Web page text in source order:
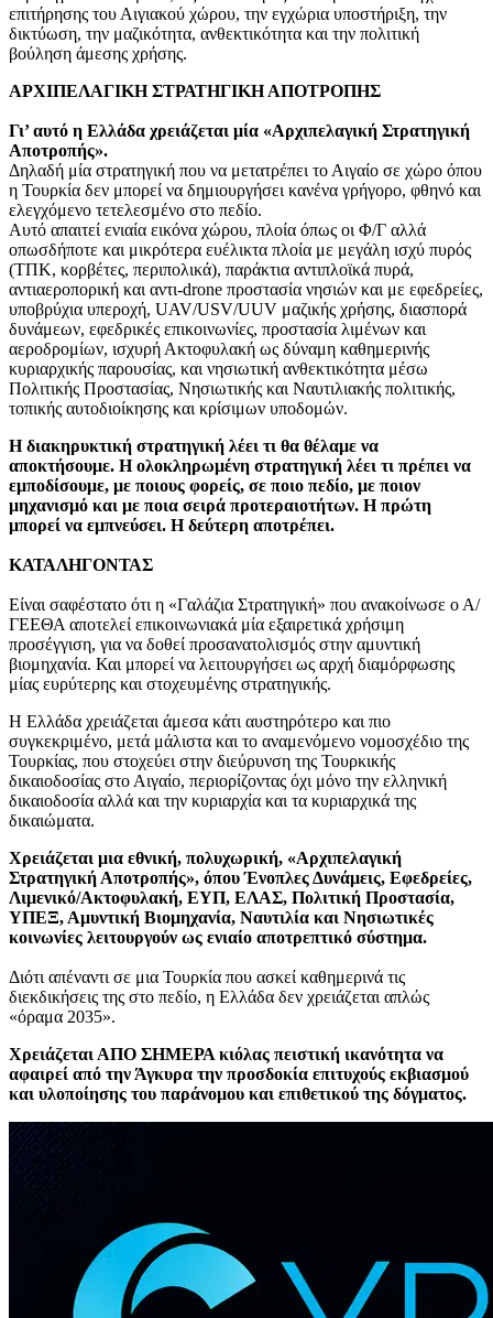
επιτήρησης του Αιγιακού χώρου, την εγχώρια υποστήριξη, την
δικτύωση, την μαζικότητα, ανθεκτικότητα και την πολιτική
βούληση άμεσης χρήσης.
ΑΡΧΙΠΕΛΑΓΙΚΗ ΣΤΡΑΤΗΓΙΚΗ ΑΠΟΤΡΟΠΗΣ
Γι’ αυτό η Ελλάδα χρειάζεται μία «Αρχιπελαγική Στρατηγική
Αποτροπής».
Δηλαδή μία στρατηγική που να μετατρέπει το Αιγαίο σε χώρο όπου
η Τουρκία δεν μπορεί να δημιουργήσει κανένα γρήγορο, φθηνό και
ελεγχόμενο τετελεσμένο στο πεδίο.
Αυτό απαιτεί ενιαία εικόνα χώρου, πλοία όπως οι Φ/Γ αλλά
οπωσδήποτε και μικρότερα ευέλικτα πλοία με μεγάλη ισχύ πυρός
(ΤΠΚ, κορβέτες, περιπολικά), παράκτια αντιπλοϊκά πυρά,
αντιαεροπορική και αντι-drone προστασία νησιών και με εφεδρείες,
υποβρύχια υπεροχή, UAV/USV/UUV μαζικής χρήσης, διασπορά
δυνάμεων, εφεδρικές επικοινωνίες, προστασία λιμένων και
αεροδρομίων, ισχυρή Ακτοφυλακή ως δύναμη καθημερινής
κυριαρχικής παρουσίας, και νησιωτική ανθεκτικότητα μέσω
Πολιτικής Προστασίας, Νησιωτικής και Ναυτιλιακής πολιτικής,
τοπικής αυτοδιοίκησης και κρίσιμων υποδομών.
Η διακηρυκτική στρατηγική λέει τι θα θέλαμε να
αποκτήσουμε. Η ολοκληρωμένη στρατηγική λέει τι πρέπει να
εμποδίσουμε, με ποιους φορείς, σε ποιο πεδίο, με ποιον
μηχανισμό και με ποια σειρά προτεραιοτήτων. Η πρώτη
μπορεί να εμπνεύσει. Η δεύτερη αποτρέπει.
ΚΑΤΑΛΗΓΟΝΤΑΣ
Είναι σαφέστατο ότι η «Γαλάζια Στρατηγική» που ανακοίνωσε ο Α/
ΓΕΕΘΑ αποτελεί επικοινωνιακά μία εξαιρετικά χρήσιμη
προσέγγιση, για να δοθεί προσανατολισμός στην αμυντική
βιομηχανία. Και μπορεί να λειτουργήσει ως αρχή διαμόρφωσης
μίας ευρύτερης και στοχευμένης στρατηγικής.
Η Ελλάδα χρειάζεται άμεσα κάτι αυστηρότερο και πιο
συγκεκριμένο, μετά μάλιστα και το αναμενόμενο νομοσχέδιο της
Τουρκίας, που στοχεύει στην διεύρυνση της Τουρκικής
δικαιοδοσίας στο Αιγαίο, περιορίζοντας όχι μόνο την ελληνική
δικαιοδοσία αλλά και την κυριαρχία και τα κυριαρχικά της
δικαιώματα.
Χρειάζεται μια εθνική, πολυχωρική, «Αρχιπελαγική
Στρατηγική Αποτροπής», όπου Ένοπλες Δυνάμεις, Εφεδρείες,
Λιμενικό/Ακτοφυλακή, ΕΥΠ, ΕΛΑΣ, Πολιτική Προστασία,
ΥΠΕΞ, Αμυντική Βιομηχανία, Ναυτιλία και Νησιωτικές
κοινωνίες λειτουργούν ως ενιαίο αποτρεπτικό σύστημα.
Διότι απέναντι σε μια Τουρκία που ασκεί καθημερινά τις
διεκδικήσεις της στο πεδίο, η Ελλάδα δεν χρειάζεται απλώς
«όραμα 2035».
Χρειάζεται ΑΠΟ ΣΗΜΕΡΑ κιόλας πειστική ικανότητα να
αφαιρεί από την Άγκυρα την προσδοκία επιτυχούς εκβιασμού
και υλοποίησης του παράνομου και επιθετικού της δόγματος.